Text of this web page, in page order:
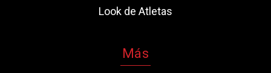
Look de Atletas
Más